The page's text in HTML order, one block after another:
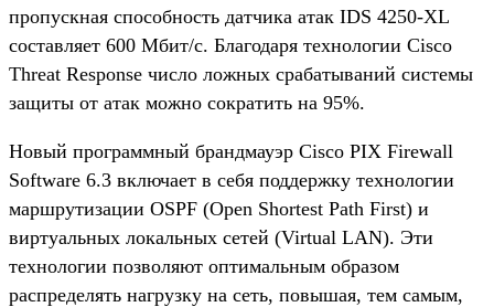
пропускная способность датчика атак IDS 4250-XL
составляет 600 Мбит/с. Благодаря технологии Cisco
Threat Response число ложных срабатываний системы
защиты от атак можно сократить на 95%.
Новый программный брандмауэр Cisco PIX Firewall
Software 6.3 включает в себя поддержку технологии
маршрутизации OSPF (Open Shortest Path First) и
виртуальных локальных сетей (Virtual LAN). Эти
технологии позволяют оптимальным образом
распределять нагрузку на сеть, повышая, тем самым,